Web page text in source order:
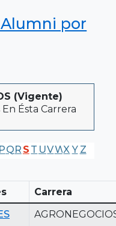
por
(Vigente)
Ésta Carrera
PQR S T UVWX Y Z
Carrera